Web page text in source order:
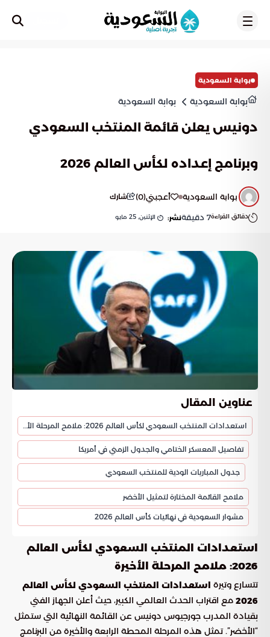
بوابة السعودية
بوابة السعودية بوابة السعودية
دونيس يعلن قائمة المنتخب السعودي
وبرنامج إعداده لكأس العالم 2026
بوابة السعودية أعجبني(
0
) شارك
دقائق القراءة7 دقيقةنشر: الإثنين, 25 مايو
عناوين المقال
استعدادات المنتخب السعودي لكأس العالم 2026: ملامح المرحلة الأخيرة
تفاصيل المعسكر الختامي والجدول الزمني في أمريكا
جدول المباريات الودية للمنتخب السعودي
ملامح القائمة المختارة لتمثيل الأخضر
مشوار السعودية في نهائيات كأس العالم 2026
استعدادات المنتخب السعودي لكأس العالم
2026: ملامح المرحلة الأخيرة
تتسارع وتيرة استعدادات المنتخب السعودي لكأس العالم
2026 مع اقتراب الحدث العالمي الكبير، حيث أعلن الجهاز الفني
بقيادة المدرب جورجيوس دونيس عن القائمة النهائية التي ستمثل
“الأخضر”. تمثل هذه المرحلة المحطة الرابعة والأخيرة من البرنامج